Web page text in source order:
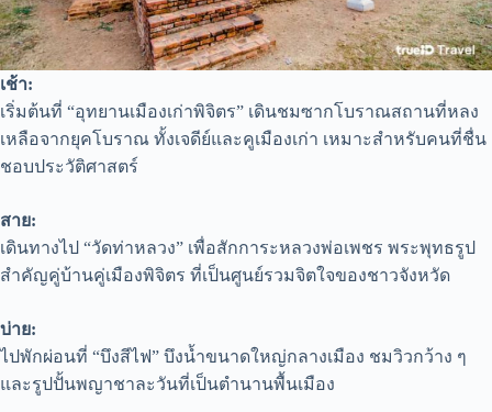
เช้า:
เริ่มต้นที่ “อุทยานเมืองเก่าพิจิตร” เดินชมซากโบราณสถานที่หลง
เหลือจากยุคโบราณ ทั้งเจดีย์และคูเมืองเก่า เหมาะสำหรับคนที่ชื่น
ชอบประวัติศาสตร์
สาย:
เดินทางไป “วัดท่าหลวง” เพื่อสักการะหลวงพ่อเพชร พระพุทธรูป
สำคัญคู่บ้านคู่เมืองพิจิตร ที่เป็นศูนย์รวมจิตใจของชาวจังหวัด
บ่าย:
ไปพักผ่อนที่ “บึงสีไฟ” บึงน้ำขนาดใหญ่กลางเมือง ชมวิวกว้าง ๆ
และรูปปั้นพญาชาละวันที่เป็นตำนานพื้นเมือง